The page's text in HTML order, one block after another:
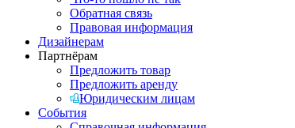
Обратная связь
Правовая информация
Дизайнерам
Партнёрам
Предложить товар
Предложить аренду
Юридическим лицам
События